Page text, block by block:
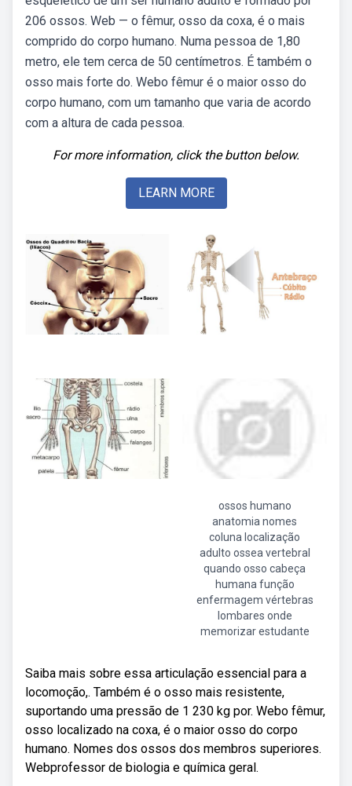
206 ossos. Web — o fêmur, osso da coxa, é o mais
comprido do corpo humano. Numa pessoa de 1,80
metro, ele tem cerca de 50 centímetros. É também o
osso mais forte do. Webo fêmur é o maior osso do
corpo humano, com um tamanho que varia de acordo
com a altura de cada pessoa.
For more information, click the button below.
LEARN MORE
ossos humano
anatomia nomes
coluna localização
adulto ossea vertebral
quando osso cabeça
humana função
enfermagem vértebras
lombares onde
memorizar estudante
Saiba mais sobre essa articulação essencial para a
locomoção,. Também é o osso mais resistente,
suportando uma pressão de 1 230 kg por. Webo fêmur,
osso localizado na coxa, é o maior osso do corpo
humano. Nomes dos ossos dos membros superiores.
Webprofessor de biologia e química geral.